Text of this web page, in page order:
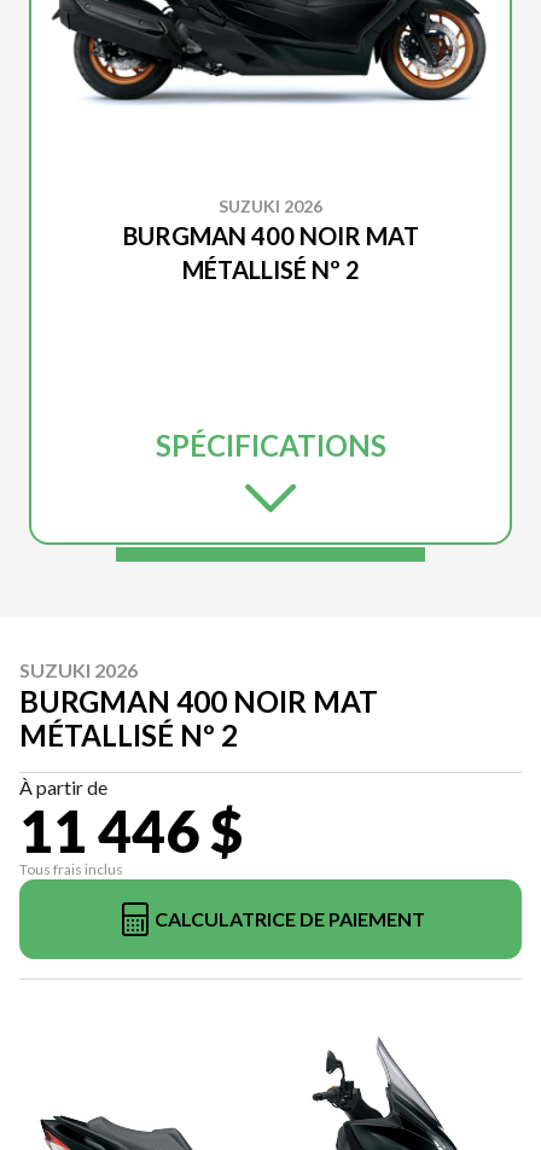
SUZUKI 2026
BURGMAN 400 NOIR MAT
MÉTALLISÉ Nº 2
SPÉCIFICATIONS
SUZUKI 2026
BURGMAN 400 NOIR MAT
MÉTALLISÉ Nº 2
À partir de
11 446 $
Tous frais inclus
CALCULATRICE DE PAIEMENT